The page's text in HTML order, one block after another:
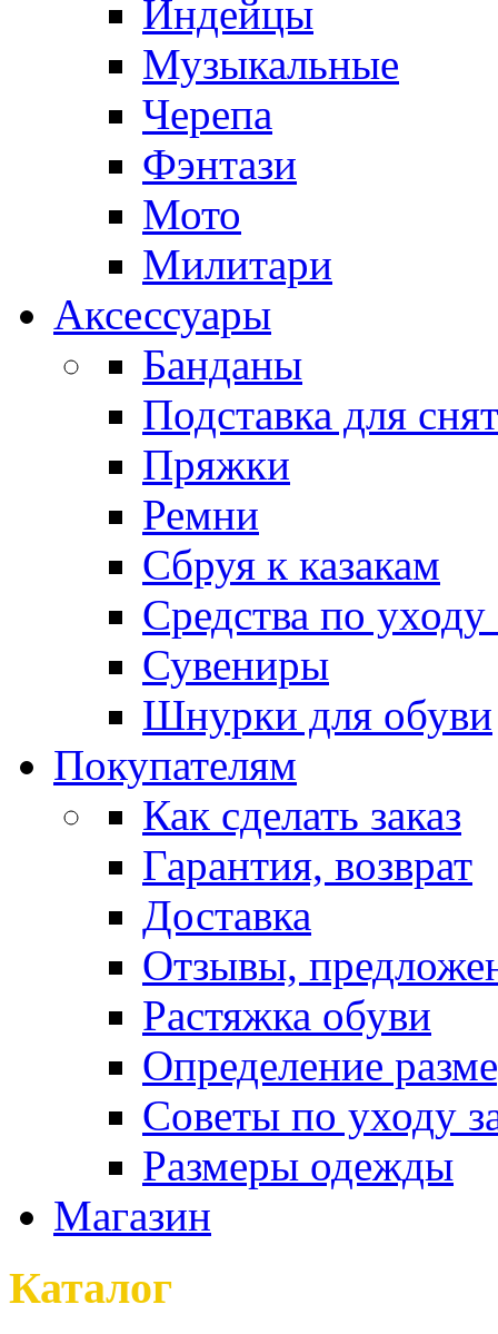
Индейцы
Музыкальные
Черепа
Фэнтази
Мото
Милитари
Аксессуары
Банданы
Подставка для
Пряжки
Ремни
Сбруя к казакам
Средства по
Сувениры
Шнурки для обуви
Покупателям
Как сделать заказ
Гарантия, возврат
Доставка
Отзывы,
Растяжка обуви
Определение
Советы по уходу
Размеры одежды
Магазин
Каталог